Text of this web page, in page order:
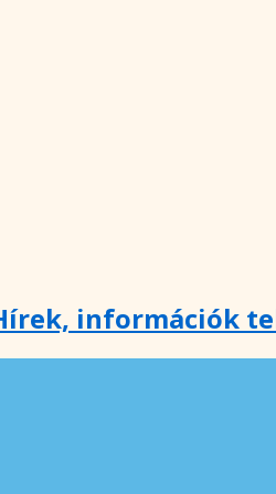
információk